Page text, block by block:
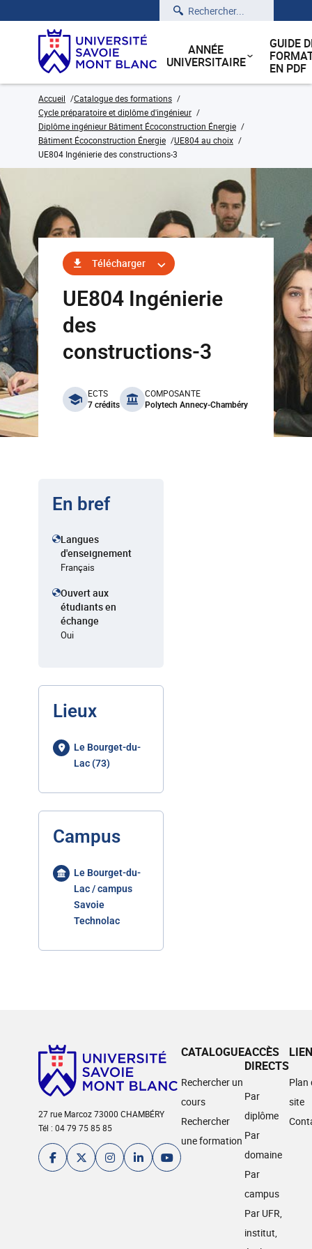
Rechercher
ANNÉE
UNIVERSITAIRE
GUIDE
EN PDF
Accueil
Catalogue des formations
Cycle préparatoire et diplôme d'ingénieur
Diplôme ingénieur Bâtiment Écoconstruction Énergie
Bâtiment Écoconstruction Énergie
UE804 au choix
UE804 Ingénierie des constructions-3
Télécharger
UE804 Ingénierie
des
constructions-3
benefits
ECTS
7 crédits
COMPOSANTE
Polytech Annecy-Chambéry
En bref
Langues
d'enseignement
Français
Ouvert aux
étudiants en
échange
Oui
Lieux
Le Bourget-du-
Lac (73)
Campus
Le Bourget-du-
Lac / campus
Savoie
Technolac
27 rue Marcoz 73000 CHAMBÉRY
Tél : 04 79 75 85 85
CATALOGUE
Rechercher un
cours
Rechercher
une formation
ACCÈS
DIRECTS
Par
diplôme
Par
domaine
Par
campus
Par UFR,
institut,
Plan
site